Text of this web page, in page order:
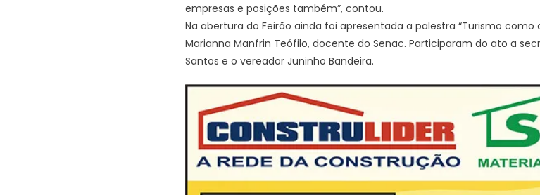
empresas e posições também”, contou.
Na abertura do Feirão ainda foi apresentada a palestra “Turismo
Marianna Manfrin Teófilo, docente do Senac. Participaram do ato a
Santos e o vereador Juninho Bandeira.